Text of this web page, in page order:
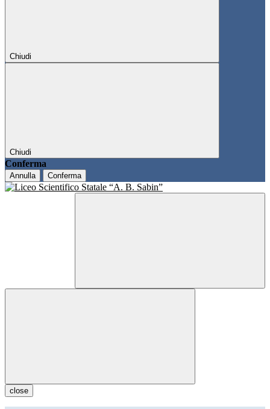
Chiudi
Chiudi
Conferma
Annulla Conferma
close